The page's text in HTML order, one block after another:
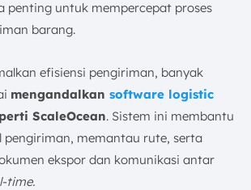
penting untuk mempercepat proses
barang.
efisiensi pengiriman, banyak
mengandalkan software logistic
ScaleOcean. Sistem ini membantu
pengiriman, memantau rute, serta
ekspor dan komunikasi antar
time.